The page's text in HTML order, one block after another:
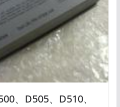
、D505、D510、